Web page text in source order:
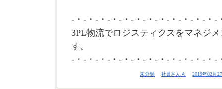
-・-・-・-・-・-・-・-・-・-・-・-・-
3PL物流でロジスティクスをマネジ
す。
-・-・-・-・-・-・-・-・-・-・-・-・-
未分類 社員さんＡ 2019年02月